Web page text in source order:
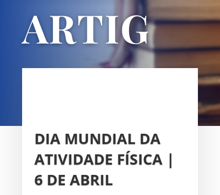
ARTIG
OS
DIA MUNDIAL DA
ATIVIDADE FÍSICA |
6 DE ABRIL